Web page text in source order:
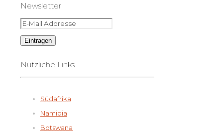
Newsletter
Nützliche Links
Südafrika
Namibia
Botswana